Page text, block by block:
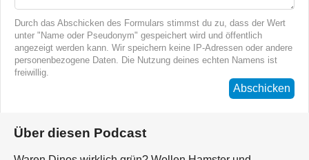
Durch das Abschicken des Formulars stimmst du zu, dass der Wert
unter "Name oder Pseudonym" gespeichert wird und öffentlich
angezeigt werden kann. Wir speichern keine IP-Adressen oder andere
personenbezogene Daten. Die Nutzung deines echten Namens ist
freiwillig.
Abschicken
Über diesen Podcast